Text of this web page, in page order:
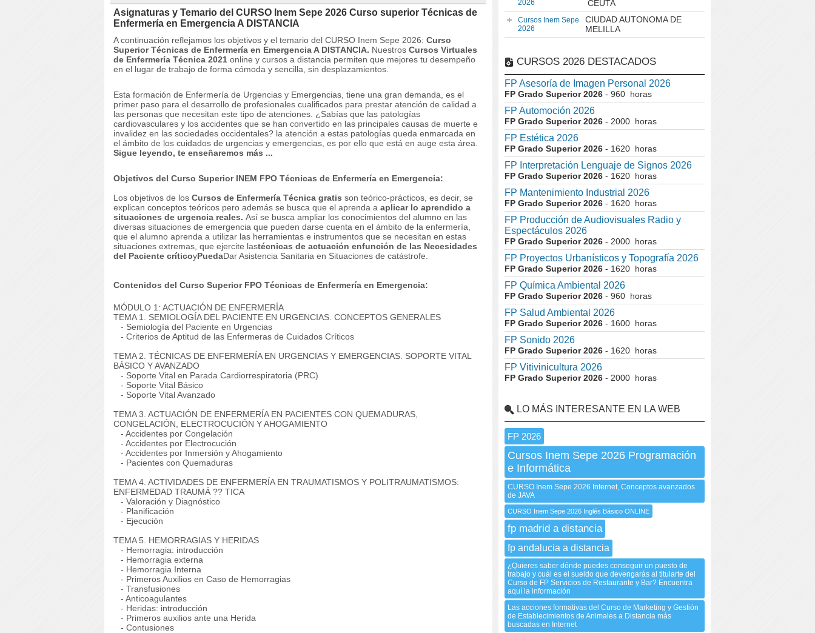
Asignaturas y Temario del CURSO Inem Sepe 2026 Curso superior Técnicas de
Enfermería en Emergencia A DISTANCIA
A continuación reflejamos los objetivos y el temario del CURSO Inem Sepe 2026: Curso
Superior Técnicas de Enfermería en Emergencia A DISTANCIA. Nuestros Cursos Virtuales
de Enfermería Técnica 2021 online y cursos a distancia permiten que mejores tu desempeño
en el lugar de trabajo de forma cómoda y sencilla, sin desplazamientos.
Esta formación de Enfermería de Urgencias y Emergencias, tiene una gran demanda, es el
primer paso para el desarrollo de profesionales cualificados para prestar atención de calidad a
las personas que necesitan este tipo de atenciones. ¿Sabías que las patologías
cardiovasculares y los accidentes que se han convertido en las principales causas de muerte e
invalidez en las sociedades occidentales? la atención a estas patologías queda enmarcada en
el ámbito de los cuidados de urgencias y emergencias, es por ello que está en auge esta área.
Sigue leyendo, te enseñaremos más ...
Objetivos del Curso Superior INEM FPO Técnicas de Enfermería en Emergencia:
Los objetivos de los Cursos de Enfermería Técnica gratis son teórico-prácticos, es decir, se
explican conceptos teóricos pero además se busca que el aprenda a aplicar lo aprendido a
situaciones de urgencia reales. Así se busca ampliar los conocimientos del alumno en las
diversas situaciones de emergencia que pueden darse cuenta en el ámbito de la enfermería,
que el alumno aprenda a utilizar las herramientas e instrumentos que se necesitan en estas
situaciones extremas, que ejercite lastécnicas de actuación enfunción de las Necesidades
del Paciente críticoyPuedaDar Asistencia Sanitaria en Situaciones de catástrofe.
Contenidos del Curso Superior FPO Técnicas de Enfermería en Emergencia:
MÓDULO 1: ACTUACIÓN DE ENFERMERÍA
TEMA 1. SEMIOLOGÍA DEL PACIENTE EN URGENCIAS. CONCEPTOS GENERALES
- Semiología del Paciente en Urgencias
- Criterios de Aptitud de las Enfermeras de Cuidados Críticos
TEMA 2. TÉCNICAS DE ENFERMERÍA EN URGENCIAS Y EMERGENCIAS. SOPORTE VITAL
BÁSICO Y AVANZADO
- Soporte Vital en Parada Cardiorrespiratoria (PRC)
- Soporte Vital Básico
- Soporte Vital Avanzado
TEMA 3. ACTUACIÓN DE ENFERMERÍA EN PACIENTES CON QUEMADURAS,
CONGELACIÓN, ELECTROCUCIÓN Y AHOGAMIENTO
- Accidentes por Congelación
- Accidentes por Electrocución
- Accidentes por Inmersión y Ahogamiento
- Pacientes con Quemaduras
TEMA 4. ACTIVIDADES DE ENFERMERÍA EN TRAUMATISMOS Y POLITRAUMATISMOS:
ENFERMEDAD TRAUMÁ ?? TICA
- Valoración y Diagnóstico
- Planificación
- Ejecución
TEMA 5. HEMORRAGIAS Y HERIDAS
- Hemorragia: introducción
- Hemorragia externa
- Hemorragia Interna
- Primeros Auxilios en Caso de Hemorragias
- Transfusiones
- Anticoagulantes
- Heridas: introducción
- Primeros auxilios ante una Herida
- Contusiones
2026
CEUTA
Cursos Inem Sepe
2026
CIUDAD AUTONOMA DE
MELILLA
CURSOS 2026 DESTACADOS
FP Asesoría de Imagen Personal 2026
FP Grado Superior 2026 - 960 horas
FP Automoción 2026
FP Grado Superior 2026 - 2000 horas
FP Estética 2026
FP Grado Superior 2026 - 1620 horas
FP Interpretación Lenguaje de Signos 2026
FP Grado Superior 2026 - 1620 horas
FP Mantenimiento Industrial 2026
FP Grado Superior 2026 - 1620 horas
FP Producción de Audiovisuales Radio y
Espectáculos 2026
FP Grado Superior 2026 - 2000 horas
FP Proyectos Urbanísticos y Topografía 2026
FP Grado Superior 2026 - 1620 horas
FP Química Ambiental 2026
FP Grado Superior 2026 - 960 horas
FP Salud Ambiental 2026
FP Grado Superior 2026 - 1600 horas
FP Sonido 2026
FP Grado Superior 2026 - 1620 horas
FP Vitivinicultura 2026
FP Grado Superior 2026 - 2000 horas
LO MÁS INTERESANTE EN LA WEB
FP 2026
Cursos Inem Sepe 2026 Programación
e Informática
CURSO Inem Sepe 2026 Internet, Conceptos avanzados
de JAVA
CURSO Inem Sepe 2026 Inglés Básico ONLINE
fp madrid a distancia
fp andalucia a distancia
¿Quieres saber dónde puedes conseguir un puesto de
trabajo y cuál es el sueldo que devengarás al titularte del
Curso de FP Servicios de Restaurante y Bar? Encuentra
aquí la información
Las acciones formativas del Curso de Marketing y Gestión
de Establecimientos de Animales a Distancia más
buscadas en Internet